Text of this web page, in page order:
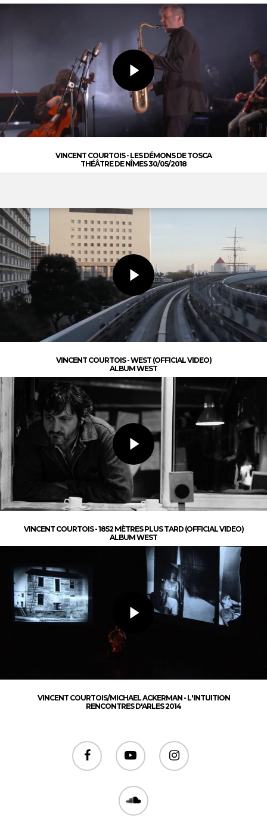
VINCENT COURTOIS - LES DÉMONS DE TOSCA
THÉÂTRE DE NÎMES 30/05/2018
VINCENT COURTOIS - WEST (OFFICIAL VIDEO)
ALBUM WEST
VINCENT COURTOIS - 1852 MÈTRES PLUS TARD (OFFICIAL VIDEO)
ALBUM WEST
VINCENT COURTOIS/MICHAEL ACKERMAN - L'INTUITION
RENCONTRES D'ARLES 2014